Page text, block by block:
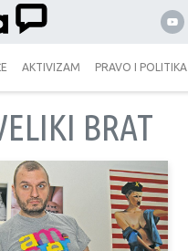
AKTIVIZAM PRAVO I POLITIKA
BRAT